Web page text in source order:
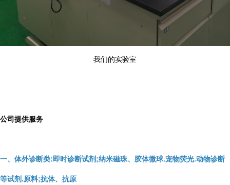
我们的实验室
公司提供服务
一、体外诊断类:即时诊断试剂;纳米磁珠、胶体微球.宠物荧光.动物诊断
等试剂.原料;抗体、抗原